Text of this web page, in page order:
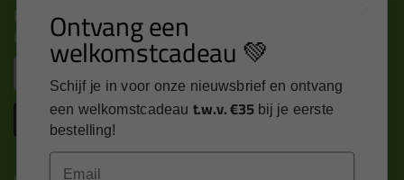
Nieuws, tips en exclusieve deals rechtstreeks in je
inbox
Inschrijven
Ontvang een
welkomstcadeau 💚
Schijf je in voor onze nieuwsbrief en ontvang
een welkomstcadeau t.w.v. €35 bij je eerste
bestelling!
Email